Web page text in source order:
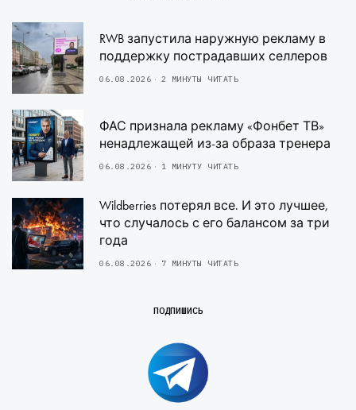
RWB запустила наружную рекламу в
поддержку пострадавших селлеров
06.08.2026 2 МИНУТЫ ЧИТАТЬ
ФАС признала рекламу «Фонбет ТВ»
ненадлежащей из-за образа тренера
06.08.2026 1 МИНУТУ ЧИТАТЬ
Wildberries потерял все. И это лучшее,
что случалось с его балансом за три
года
06.08.2026 7 МИНУТЫ ЧИТАТЬ
ПОДПИШИСЬ